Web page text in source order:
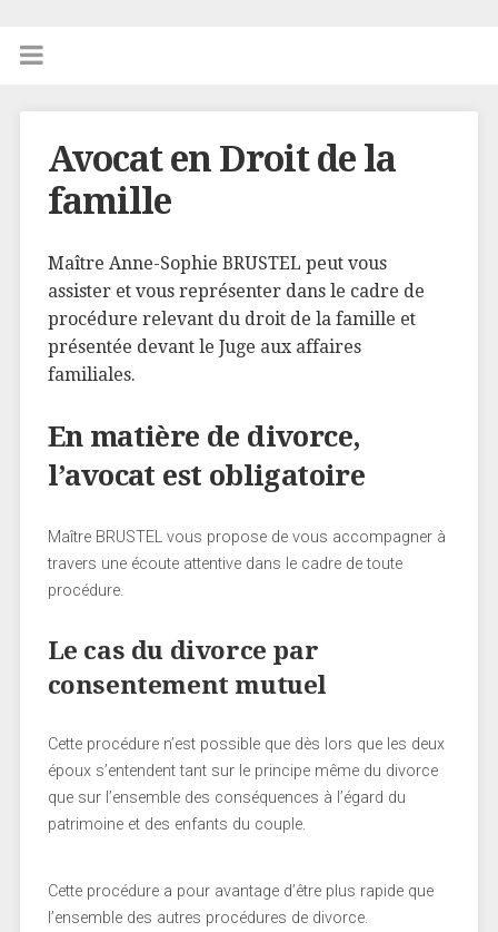
Avocat en Droit de la
famille
Maître Anne-Sophie BRUSTEL peut vous
assister et vous représenter dans le cadre de
procédure relevant du droit de la famille et
présentée devant le Juge aux affaires
familiales.
En matière de divorce,
l’avocat est obligatoire
Maître BRUSTEL vous propose de vous accompagner à
travers une écoute attentive dans le cadre de toute
procédure.
Le cas du divorce par
consentement mutuel
Cette procédure n’est possible que dès lors que les deux
époux s’entendent tant sur le principe même du divorce
que sur l’ensemble des conséquences à l’égard du
patrimoine et des enfants du couple.
Cette procédure a pour avantage d’être plus rapide que
l’ensemble des autres procédures de divorce.